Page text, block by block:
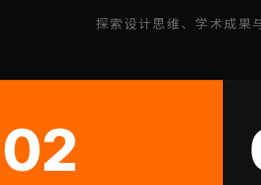
探索设计思维、学术成果
02